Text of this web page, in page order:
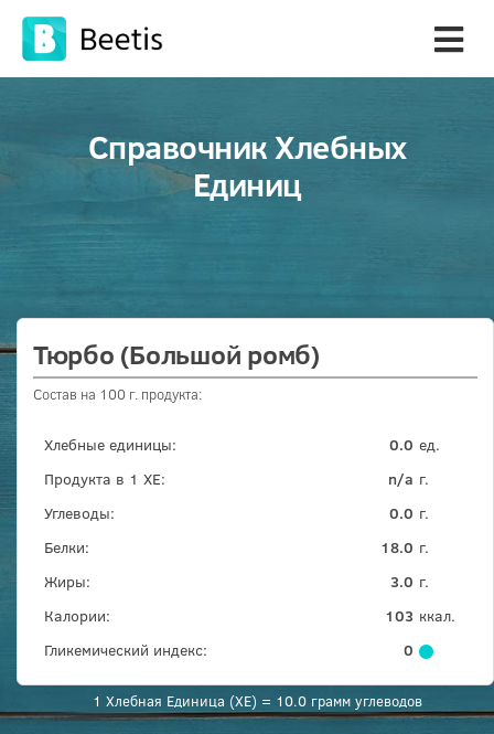
Справочник Хлебных
Единиц
Тюрбо (Большой ромб)
Состав на 100 г. продукта:
Хлебные единицы: ед.
0.0
Продукта в 1 ХЕ:
г.
n/a
Углеводы:
г.
0.0
Белки:
г.
18.0
Жиры:
г.
3.0
Калории:
ккал.
103
Гликемический индекс:
0
1 Хлебная Единица (ХЕ) = 10.0 грамм углеводов